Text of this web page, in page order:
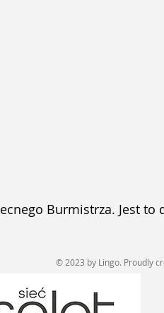
Burmistrza. Jest to
© 2023 by Lingo. Proudly